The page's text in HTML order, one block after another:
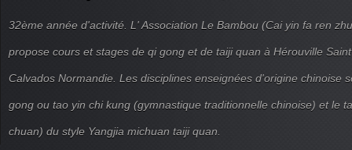
32ème année d'activité. L' Association Le Bambou (Cai yin fa ren
propose cours et stages de qi gong et de taiji quan à Hérouville
Calvados Normandie. Les disciplines enseignées d'origine chinoise
gong ou tao yin chi kung (gymnastique traditionnelle chinoise) et le
chuan) du style Yangjia michuan taiji quan.